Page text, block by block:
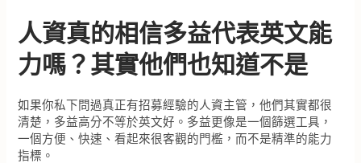
人資真的相信多益代表英文能
力嗎？其實他們也知道不是
如果你私下問過真正有招募經驗的人資主管，他們其實都很
清楚，多益高分不等於英文好。多益更像是一個篩選工具，
一個方便、快速、看起來很客觀的門檻，而不是精準的能力
指標。